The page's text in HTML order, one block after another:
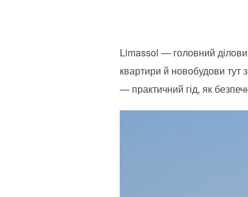
Limassol — головний
квартири й новобудови тут
— практичний гід, як